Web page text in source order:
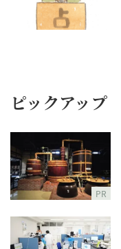
ピックアップ
PR